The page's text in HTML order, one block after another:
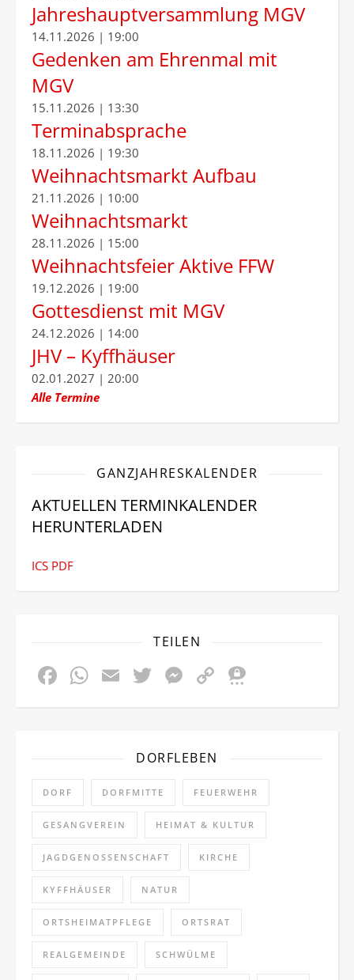
Jahreshauptversammlung MGV
14.11.2026 | 19:00
Gedenken am Ehrenmal mit
MGV
15.11.2026 | 13:30
Terminabsprache
18.11.2026 | 19:30
Weihnachtsmarkt Aufbau
21.11.2026 | 10:00
Weihnachtsmarkt
28.11.2026 | 15:00
Weihnachtsfeier Aktive FFW
19.12.2026 | 19:00
Gottesdienst mit MGV
24.12.2026 | 14:00
JHV – Kyffhäuser
02.01.2027 | 20:00
Alle Termine
GANZJAHRESKALENDER
AKTUELLEN TERMINKALENDER
HERUNTERLADEN
ICS PDF
TEILEN
Facebook
WhatsApp
EmailTwitter
Messenger
Copy
Link
DORFLEBEN
DORF DORFMITTE FEUERWEHR
GESANGVEREIN HEIMAT & KULTUR
JAGDGENOSSENSCHAFT KIRCHE
KYFFHÄUSER NATUR
ORTSHEIMATPFLEGE ORTSRAT
REALGEMEINDE SCHWÜLME